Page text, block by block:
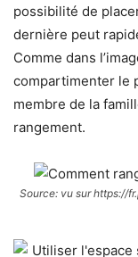
possibilité de
dernière peut
Comme dans
compartimenter le
membre de la
rangement.
Source: vu sur https://